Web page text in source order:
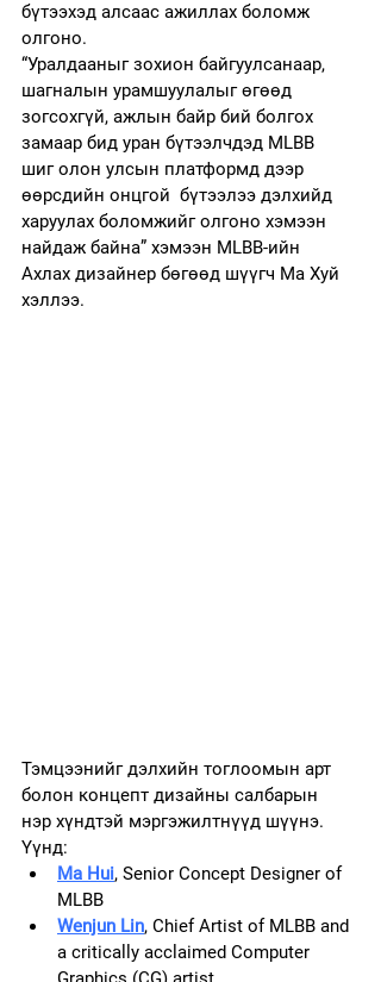
бүтээхэд алсаас ажиллах боломж
олгоно.
“Уралдааныг зохион байгуулсанаар,
шагналын урамшуулалыг өгөөд
зогсохгүй, ажлын байр бий болгох
замаар бид уран бүтээлчдэд MLBB
шиг олон улсын платформд дээр
өөрсдийн онцгой  бүтээлээ дэлхийд
харуулах боломжийг олгоно хэмээн
найдаж байна” хэмээн MLBB-ийн
Ахлах дизайнер бөгөөд шүүгч Ма Хуй
хэллээ.
Тэмцээнийг дэлхийн тоглоомын арт
болон концепт дизайны салбарын
нэр хүндтэй мэргэжилтнүүд шүүнэ.
Үүнд:
Ma Hui, Senior Concept Designer of
MLBB
Wenjun Lin, Chief Artist of MLBB and
a critically acclaimed Computer